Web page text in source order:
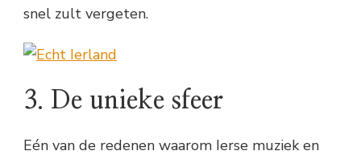
snel zult vergeten.
3. De unieke sfeer
Eén van de redenen waarom Ierse muziek en